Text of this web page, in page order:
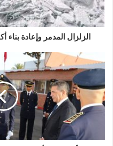
ك
ت
ر
الزلزال المدمر وإعادة بناء